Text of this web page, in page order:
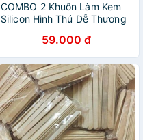
COMBO 2 Khuôn Làm Kem
Silicon Hình Thú Dễ Thương
59.000 đ